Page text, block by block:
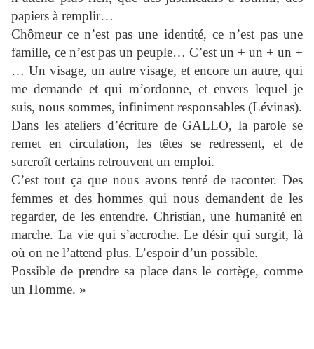
papiers à remplir…
Chômeur ce n’est pas une identité, ce n’est pas une
famille, ce n’est pas un peuple… C’est un + un + un +
… Un visage, un autre visage, et encore un autre, qui
me demande et qui m’ordonne, et envers lequel je
suis, nous sommes, infiniment responsables (Lévinas).
Dans les ateliers d’écriture de GALLO, la parole se
remet en circulation, les têtes se redressent, et de
surcroît certains retrouvent un emploi.
C’est tout ça que nous avons tenté de raconter. Des
femmes et des hommes qui nous demandent de les
regarder, de les entendre. Christian, une humanité en
marche. La vie qui s’accroche. Le désir qui surgit, là
où on ne l’attend plus. L’espoir d’un possible.
Possible de prendre sa place dans le cortège, comme
un Homme. »